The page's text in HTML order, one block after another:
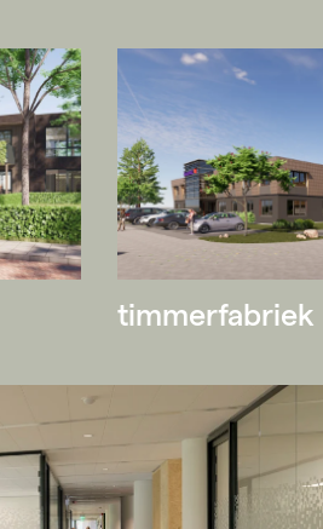
timmerfabriek